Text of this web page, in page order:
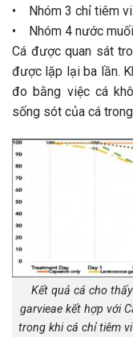
• Nhóm 3 chỉ tiêm vi
• Nhóm 4 nước
Cá được quan sát
được lặp lại ba lần.
đo bằng việc cá
sống sót của cá
Kết quả cá cho
garvieae kết hợp với
trong khi cá chỉ tiêm